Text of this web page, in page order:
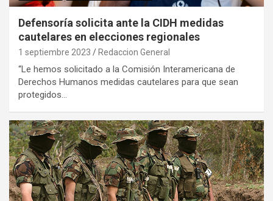
Defensoría solicita ante la CIDH medidas
cautelares en elecciones regionales
1 septiembre 2023 Redaccion General
“Le hemos solicitado a la Comisión Interamericana de
Derechos Humanos medidas cautelares para que sean
protegidos…